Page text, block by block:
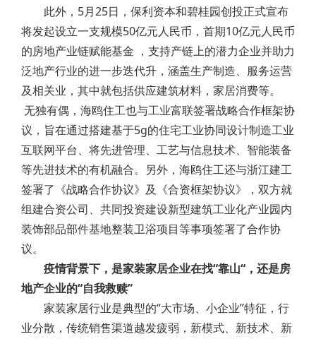
此外，5月25日，保利资本和碧桂园创投正式宣布
将发起设立一支规模50亿元人民币，首期10亿元人民币
的房地产业链赋能基金 ，支持产链上的潜力企业并助力
泛地产行业的进一步迭代升，涵盖生产制造、服务运营
及相关业，其中就包括供应建筑材料，家居消费等。
无独有偶，海鸥住工也与工业富联签署战略合作框架协
议，旨在通过搭建基于5g的住宅工业协同设计制造工业
互联网平台、将先进管理、工艺与信息技术、智能装备
等先进技术的有机融合。另外，海鸥住工还与浙江建工
签署了《战略合作协议》及《合资框架协议》，双方就
组建合资公司、共同投资建设新型建筑工业化产业园内
装饰部品部件基地整装卫浴项目等事项签署了合作协
议。
疫情背景下，是家装家居企业在找“靠山“，还是房
地产企业的“自我救赎”
家装家居行业是典型的“大市场、小企业”特征，行
业分散，传统销售渠道越发疲弱，新模式、新技术、新